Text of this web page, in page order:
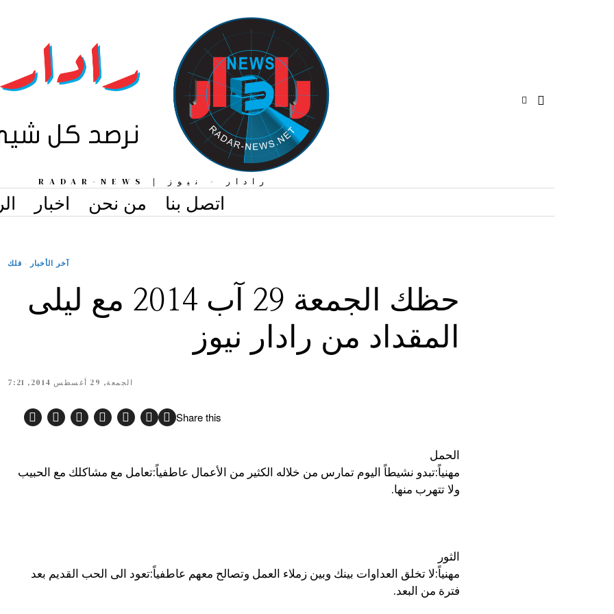
رادار - نيوز | RADAR-NEWS
اخبار من نحن اتصل بنا
آخر الأخبار · فلك
حظك الجمعة 29 آب 2014 مع ليلى
المقداد من رادار نيوز
الجمعة, 29 أغسطس 2014, 7:21
Share this
الحمل
مهنياً:تبدو نشيطاً اليوم تمارس من خلاله الكثير من الأعمال عاطفياً:تعامل مع مشاكلك مع الحبيب
ولا تتهرب منها.
الثور
مهنياً:لا تخلق العداوات بينك وبين زملاء العمل وتصالح معهم عاطفياً:تعود الى الحب القديم بعد
فترة من البعد.